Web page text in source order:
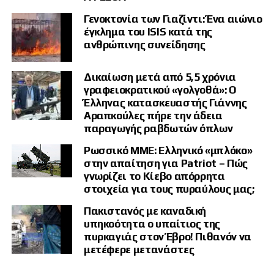
Η παρέμβαση Ιμάμογλου από
τη φυλακή
Την προφυλάκιση της Ντεντέτας καταδίκασε ο εκλεγμένος δήμαρχος
της Κωνσταντινούπολης Εκρέμ Ιμάμογλου, ο οποίος παραμένει
φυλακισμένος από τον Μάρτιο του 2025.
Η δήλωσή του δημοσιεύθηκε στους λογαριασμούς του προεδρικού
Ο Ιμάμογλου υποστήριξε ότι η κυβέρνηση έχει χάσει την ελπίδα της
στην κάλπη και επιχειρεί να παραμείνει στην εξουσία
χρησιμοποιώντας τη Δικαιοσύνη εναντίον της λαϊκής βούλησης.
Αναφέρθηκε ιδιαίτερα στις αστυνομικές επιχειρήσεις που
πραγματοποιούνται τις πρώτες πρωινές ώρες και εμφανίζονται από
την αντιπολίτευση ως μέσο δημόσιου εκφοβισμού και πολιτικής
πίεσης.
Γενοκτονία των Γιαζίντι: Ένα αιώνιο
έγκλημα του ISIS κατά της
ανθρώπινης συνείδησης
Δικαίωση μετά από 5,5 χρόνια
γραφειοκρατικού «γολγοθά»: Ο
Έλληνας κατασκευαστής Γιάννης
Αραπκούλες πήρε την άδεια
παραγωγής ραβδωτών όπλων
Ρωσσικό ΜΜΕ: Ελληνικό «μπλόκο»
στην απαίτηση για Patriot – Πώς
γνωρίζει το Κίεβο απόρρητα
στοιχεία για τους πυραύλους μας;
Πακιστανός με καναδική
υπηκοότητα ο υπαίτιος της
πυρκαγιάς στον Έβρο! Πιθανόν να
μετέφερε μετανάστες